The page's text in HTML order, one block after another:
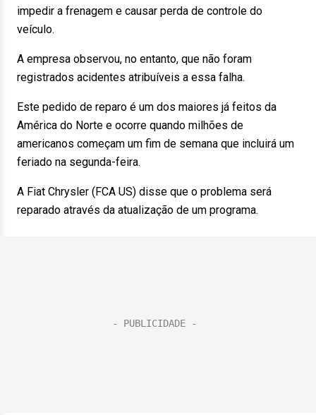
impedir a frenagem e causar perda de controle do
veículo.
A empresa observou, no entanto, que não foram
registrados acidentes atribuíveis a essa falha.
Este pedido de reparo é um dos maiores já feitos da
América do Norte e ocorre quando milhões de
americanos começam um fim de semana que incluirá um
feriado na segunda-feira.
A Fiat Chrysler (FCA US) disse que o problema será
reparado através da atualização de um programa.